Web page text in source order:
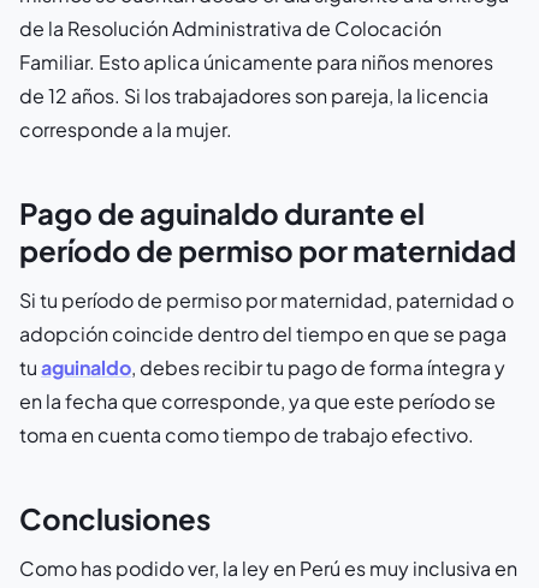
de la Resolución Administrativa de Colocación
Familiar. Esto aplica únicamente para niños menores
de 12 años. Si los trabajadores son pareja, la licencia
corresponde a la mujer.
Pago de aguinaldo durante el
período de permiso por maternidad
Si tu período de permiso por maternidad, paternidad o
adopción coincide dentro del tiempo en que se paga
tuaguinaldo, debes recibir tu pago de forma íntegra y
en la fecha que corresponde, ya que este período se
toma en cuenta como tiempo de trabajo efectivo.
Conclusiones
Como has podido ver, la ley en Perú es muy inclusiva en